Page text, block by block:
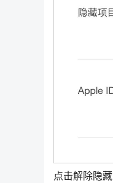
点击解除隐藏